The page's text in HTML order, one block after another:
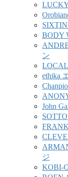
BODY
ン
ethika
John
ジ
KOBI-